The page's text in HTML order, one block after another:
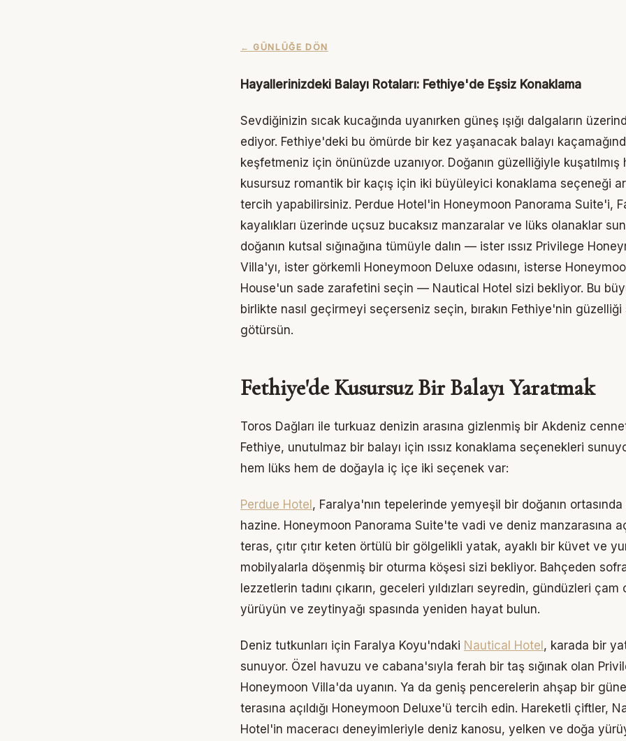
← GÜNLÜĞE DÖN
Hayallerinizdeki Balayı Rotaları: Fethiye'de Eşsiz Konaklama
Sevdiğinizin sıcak kucağında uyanırken güneş ışığı dalgaların
ediyor. Fethiye'deki bu ömürde bir kez yaşanacak balayı
keşfetmeniz için önünüzde uzanıyor. Doğanın güzelliğiyle kuşatılmış
kusursuz romantik bir kaçış için iki büyüleyici konaklama seçeneği
tercih yapabilirsiniz. Perdue Hotel'in Honeymoon Panorama Suite'i,
kayalıkları üzerinde uçsuz bucaksız manzaralar ve lüks olanaklar
doğanın kutsal sığınağına tümüyle dalın — ister ıssız Privilege
Villa'yı, ister görkemli Honeymoon Deluxe odasını, isterse
House'un sade zarafetini seçin — Nautical Hotel sizi bekliyor. Bu
birlikte nasıl geçirmeyi seçerseniz seçin, bırakın Fethiye'nin güzelliği
götürsün.
Fethiye'de Kusursuz Bir Balayı Yaratmak
Toros Dağları ile turkuaz denizin arasına gizlenmiş bir Akdeniz
Fethiye, unutulmaz bir balayı için ıssız konaklama seçenekleri
hem lüks hem de doğayla iç içe iki seçenek var:
Perdue Hotel, Faralya'nın tepelerinde yemyeşil bir doğanın ortasında
hazine. Honeymoon Panorama Suite'te vadi ve deniz manzarasına
teras, çıtır çıtır keten örtülü bir gölgelikli yatak, ayaklı bir küvet ve
mobilyalarla döşenmiş bir oturma köşesi sizi bekliyor. Bahçeden
lezzetlerin tadını çıkarın, geceleri yıldızları seyredin, gündüzleri çam
yürüyün ve zeytinyağı spasında yeniden hayat bulun.
Deniz tutkunları için Faralya Koyu'ndaki Nautical Hotel, karada bir
sunuyor. Özel havuzu ve cabana'sıyla ferah bir taş sığınak olan
Honeymoon Villa'da uyanın. Ya da geniş pencerelerin ahşap bir
terasına açıldığı Honeymoon Deluxe'ü tercih edin. Hareketli çiftler,
Hotel'in maceracı deneyimleriyle deniz kanosu, yelken ve doğa